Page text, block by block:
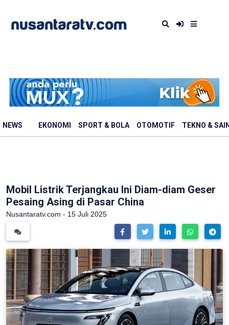
NEWS EKONOMI SPORT & BOLA OTOMOTIF TEKNO &
Mobil Listrik Terjangkau Ini Diam-diam Geser
Pesaing Asing di Pasar China
Nusantaratv.com - 15 Juli 2025